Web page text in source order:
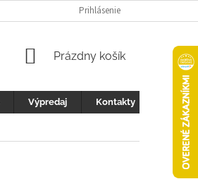
FOTOGALERIA KONTAKTY
Prihlásenie
NÁKUPNÝ
Prázdny košík
Výpredaj Kontakty